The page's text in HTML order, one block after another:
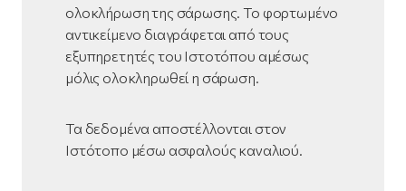
ολοκλήρωση της σάρωσης. Το φορτωμένο
αντικείμενο διαγράφεται από τους
εξυπηρετητές του Ιστοτόπου αμέσως
μόλις ολοκληρωθεί η σάρωση.
Τα δεδομένα αποστέλλονται στον
Ιστότοπο μέσω ασφαλούς καναλιού.